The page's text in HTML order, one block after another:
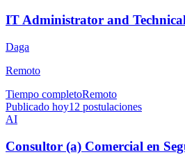
IT Administrator and
Daga
Remoto
Tiempo completoRemoto
Publicado hoy12 postulaciones
AI
Consultor (a) Comercial en